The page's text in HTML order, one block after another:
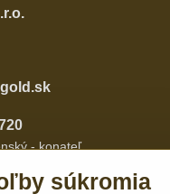
- konateľ
súkromia